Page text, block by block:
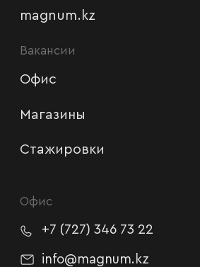
Вакансии
Офис
Магазины
Стажировки
magnum.kz
Офис
+7 (727) 346 73 22
info@magnum.kz